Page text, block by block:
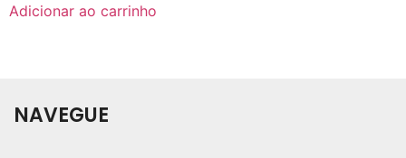
Adicionar ao carrinho
NAVEGUE